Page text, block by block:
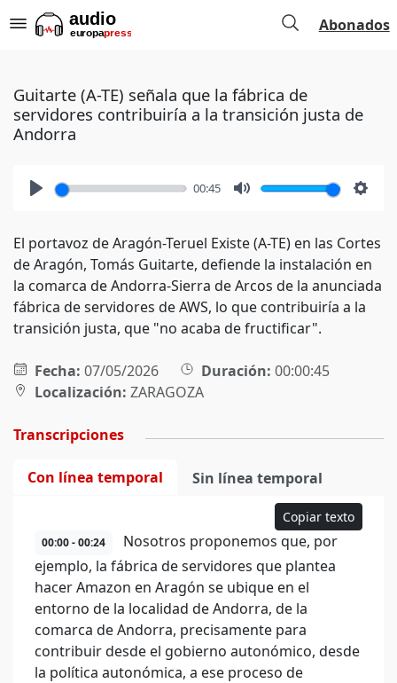
Abonados
Guitarte (A-TE) señala que la fábrica de
servidores contribuiría a la transición justa de
Andorra
00:45
El portavoz de Aragón-Teruel Existe (A-TE) en las Cortes
de Aragón, Tomás Guitarte, defiende la instalación en
la comarca de Andorra-Sierra de Arcos de la anunciada
fábrica de servidores de AWS, lo que contribuiría a la
transición justa, que "no acaba de fructificar".
Fecha: 07/05/2026 Duración: 00:00:45
Localización: ZARAGOZA
Transcripciones
Con línea temporal Sin línea temporal
Copiar texto
00:00 - 00:24
Nosotros proponemos que, por
ejemplo, la fábrica de servidores que plantea
hacer Amazon en Aragón se ubique en el
entorno de la localidad de Andorra, de la
comarca de Andorra, precisamente para
contribuir desde el gobierno autonómico, desde
la política autonómica, a ese proceso de